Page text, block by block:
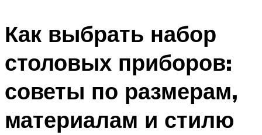
Как выбрать набор
столовых приборов:
советы по размерам,
материалам и стилю